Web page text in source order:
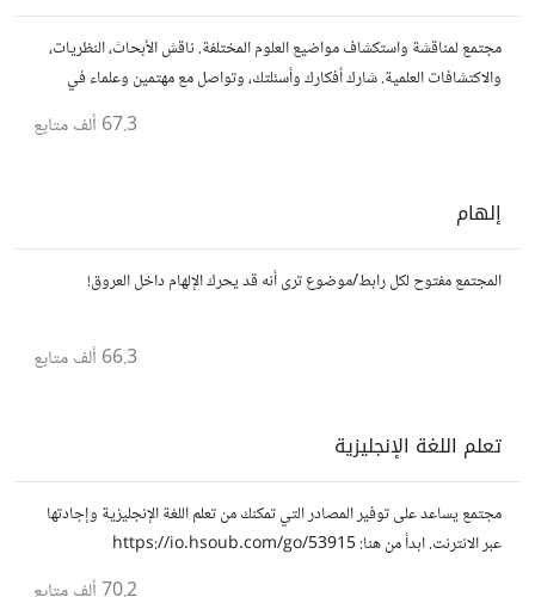
مجتمع لمناقشة واستكشاف مواضيع العلوم المختلفة. ناقش الأبحاث، النظريات،
والاكتشافات العلمية. شارك أفكارك وأسئلتك، وتواصل مع مهتمين وعلماء في
67.3 ألف متابع
إلهام
المجتمع مفتوح لكل رابط/موضوع ترى أنه قد يحرك الإلهام داخل العروق!
66.3 ألف متابع
تعلم اللغة الإنجليزية
مجتمع يساعد على توفير المصادر التي تمكنك من تعلم اللغة الإنجليزية وإجادتها
عبر الانترنت. ابدأ من هنا: https://io.hsoub.com/go/53915